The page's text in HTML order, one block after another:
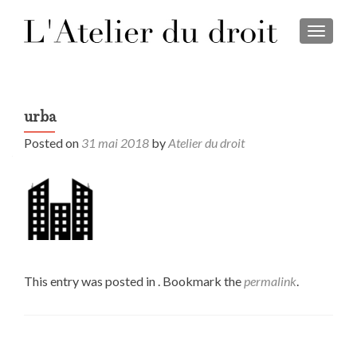
urba
Posted on 31 mai 2018 byAtelier du droit
This entry was posted in . Bookmark thepermalink.